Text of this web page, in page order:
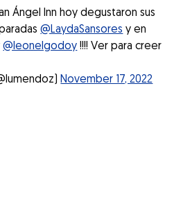
Ángel Inn hoy degustaron sus
@LaydaSansores y en
@leonelgodoy !!!! Ver para creer
November 17, 2022